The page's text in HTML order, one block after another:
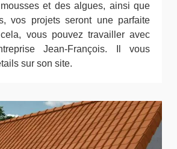
mousses et des algues, ainsi que
vos projets seront une parfaite
vous pouvez travailler avec
Jean-François. Il vous
sur son site.